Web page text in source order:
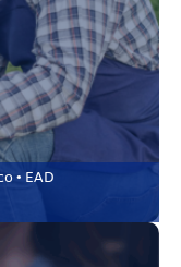
Santo Antônio do Monte-MG • Tecnológico • EAD